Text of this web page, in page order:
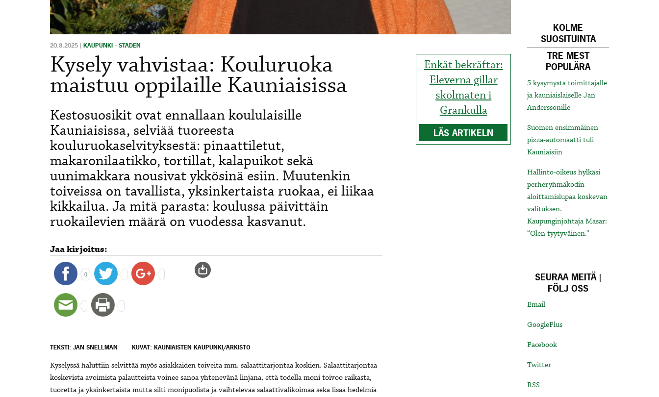
Enkät bekräftar:
Eleverna gillar
skolmaten i
Grankulla
LÄS ARTIKELN
20.8.2025 | KAUPUNKI - STADEN
Kysely vahvistaa: Kouluruoka
maistuu oppilaille Kauniaisissa
Kestosuosikit ovat ennallaan koululaisille
Kauniaisissa, selviää tuoreesta
kouluruokaselvityksestä: pinaattiletut,
makaronilaatikko, tortillat, kalapuikot sekä
uunimakkara nousivat ykkösinä esiin. Muutenkin
toiveissa on tavallista, yksinkertaista ruokaa, ei liikaa
kikkailua. Ja mitä parasta: koulussa päivittäin
ruokailevien määrä on vuodessa kasvanut.
Jaa kirjoitus:
0
TEKSTI: JAN SNELLMAN KUVAT: KAUNIAISTEN KAUPUNKI/ARKISTO
Kyselyssä haluttiin selvittää myös asiakkaiden toiveita mm. salaattitarjontaa koskien. Salaattitarjontaa
koskevista avoimista palautteista voinee sanoa yhtenevänä linjana, että todella moni toivoo raikasta,
tuoretta ja yksinkertaista mutta silti monipuolista ja vaihtelevaa salaattivalikoimaa sekä lisää hedelmiä
KOLME
SUOSITUINTA
TRE MEST
POPULÄRA
5 kysymystä toimittajalle
ja kauniaislaiselle Jan
Anderssonille
Suomen ensimmäinen
pizza-automaatti tuli
Kauniaisiin
Hallinto-oikeus hylkäsi
perheryhmäkodin
aloittamislupaa koskevan
valituksen.
Kaupunginjohtaja Masar:
“Olen tyytyväinen.”
SEURAA MEITÄ |
FÖLJ OSS
Email
GooglePlus
Facebook
Twitter
RSS